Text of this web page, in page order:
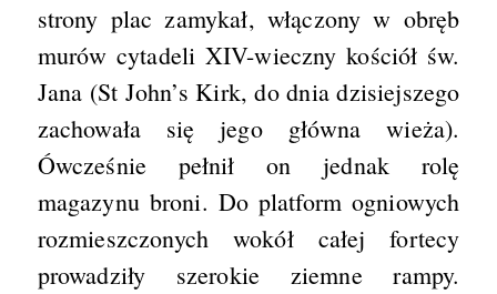
strony plac zamykał, włączony w obręb
murów cytadeli XIV-wieczny kościół św.
Jana (St John’s Kirk, do dnia dzisiejszego
zachowała się jego główna wieża).
Ówcześnie pełnił on jednak rolę
magazynu broni. Do platform ogniowych
rozmieszczonych wokół całej fortecy
prowadziły szerokie ziemne rampy.